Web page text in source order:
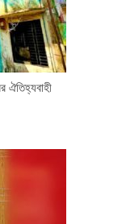
ঐতিহ্যবাহী